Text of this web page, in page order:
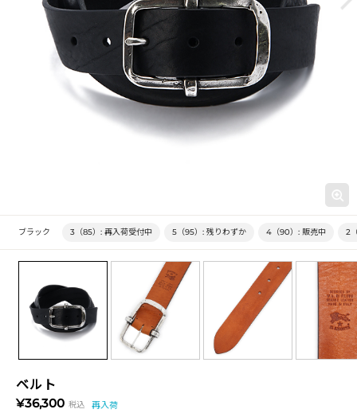
ベルト
¥36,300 税込 再入荷
ブラック 3（85）: 再入荷受付中 5（95）: 残りわずか 4（90）: 販売中 2